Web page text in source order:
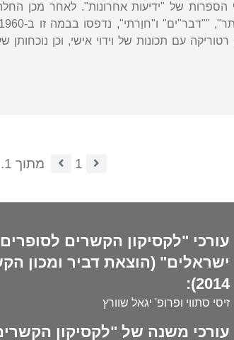
בעיתונות ובכתבי עת. שירה הראשון פורסם ב-1958 במוסף הספרות של "ידיעות אחרונות". לאחר מכן
עם תכונות של וידוי אישי, וכן נוכחותן
1 מתוך 1.
עורכי "לקסיקון הקשרים לסופרים
ישראלים" (הוצאת דביר ומכון
2014):
זיסי סתווי ופרופ' יגאל שוורץ
עורכי משנה של "לקסיקון